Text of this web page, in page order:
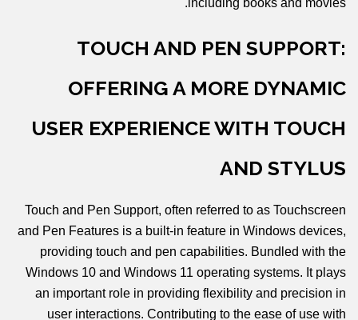
including books and movies.
TOUCH AND PEN SUPPORT:
OFFERING A MORE DYNAMIC
USER EXPERIENCE WITH TOUCH
AND STYLUS
Touch and Pen Support, often referred to as Touchscreen
and Pen Features is a built-in feature in Windows devices,
providing touch and pen capabilities. Bundled with the
Windows 10 and Windows 11 operating systems. It plays
an important role in providing flexibility and precision in
user interactions. Contributing to the ease of use with